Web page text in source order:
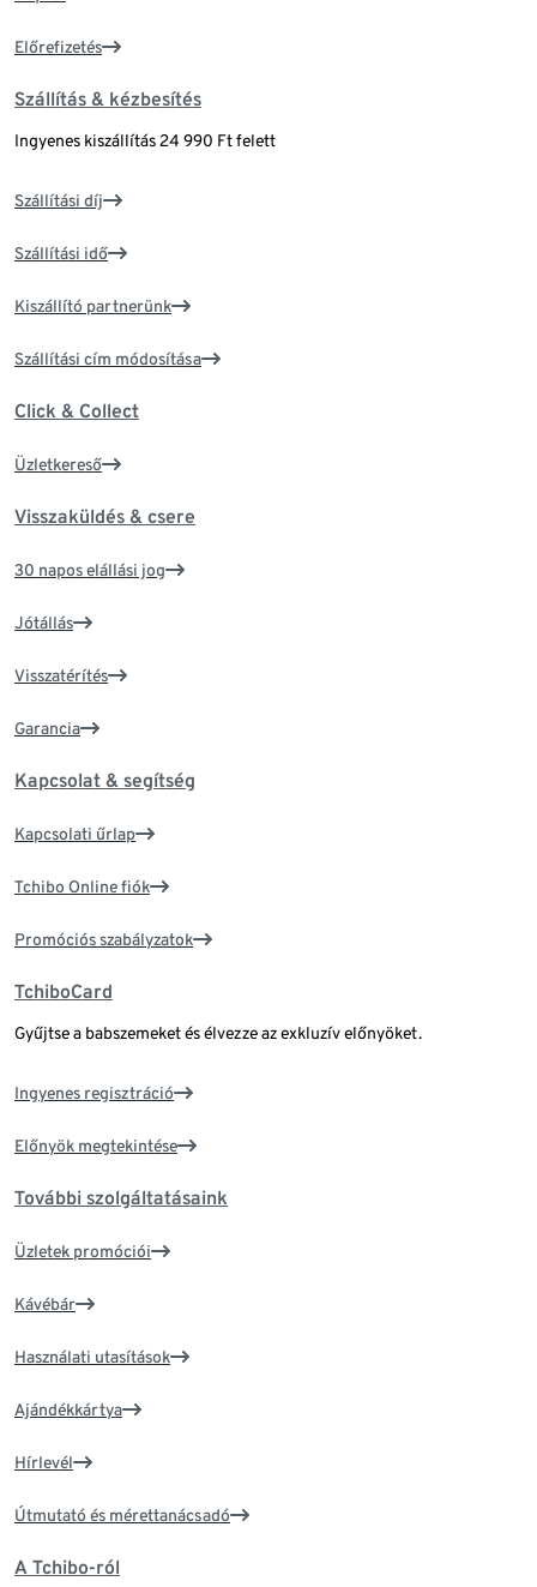
Előrefizetés
Szállítás & kézbesítés
Ingyenes kiszállítás 24 990 Ft felett
Szállítási díj
Szállítási idő
Kiszállító partnerünk
Szállítási cím módosítása
Click & Collect
Üzletkereső
Visszaküldés & csere
30 napos elállási jog
Jótállás
Visszatérítés
Garancia
Kapcsolat & segítség
Kapcsolati űrlap
Tchibo Online fiók
Promóciós szabályzatok
TchiboCard
Gyűjtse a babszemeket és élvezze az exkluzív előnyöket.
Ingyenes regisztráció
Előnyök megtekintése
További szolgáltatásaink
Üzletek promóciói
Kávébár
Használati utasítások
Ajándékkártya
Hírlevél
Útmutató és mérettanácsadó
A Tchibo-ról